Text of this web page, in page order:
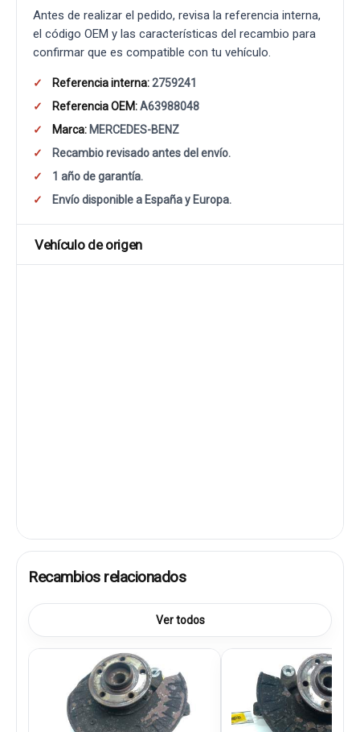
Antes de realizar el pedido, revisa la referencia interna,
el código OEM y las características del recambio para
confirmar que es compatible con tu vehículo.
Referencia interna:2759241
Referencia OEM:A63988048
Marca: MERCEDES-BENZ
Recambio revisado antes del envío.
1 año de garantía.
Envío disponible a España y Europa.
Vehículo de origen
Recambios relacionados
Ver todos